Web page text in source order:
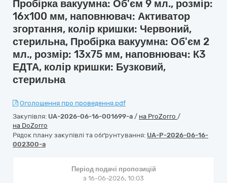
Пробірка вакуумна: Об'єм 9 мл., розмір:
16х100 мм, наповнювач: Активатор
згортання, колір кришки: Червоний,
стерильна, Пробірка вакуумна: Об'єм 2
мл., розмір: 13х75 мм, наповнювач: К3
ЕДТА, колір кришки: Бузковий,
стерильна
Оголошення про проведення.pdf
Закупівля: UA-2026-06-16-001699-a / на ProZorro /
на DoZorro
Рядок плану закупівлі та обґрунтування: UA-P-2026-06-16-
002300-a
Період подачі пропозицій
з 16-06-2026, 10:03